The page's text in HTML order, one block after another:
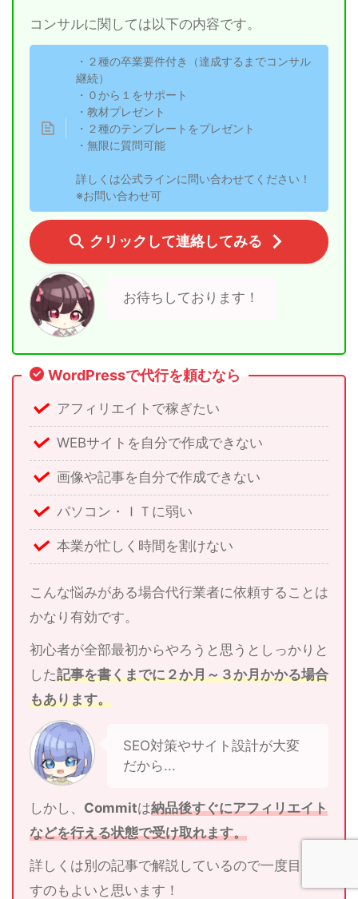
コンサルに関しては以下の内容です。
・２種の卒業要件付き（達成するまでコンサル
継続）
・０から１をサポート
・教材プレゼント
・２種のテンプレートをプレゼント
・無限に質問可能
詳しくは公式ラインに問い合わせてください！
※お問い合わせ可
クリックして連絡してみる
お待ちしております！
WordPressで代行を頼むなら
アフィリエイトで稼ぎたい
WEBサイトを自分で作成できない
画像や記事を自分で作成できない
パソコン・ＩＴに弱い
本業が忙しく時間を割けない
こんな悩みがある場合代行業者に依頼することは
かなり有効です。
初心者が全部最初からやろうと思うとしっかりと
した記事を書くまでに２か月～３か月かかる場合
もあります。
SEO対策やサイト設計が大変
だから...
しかし、 Commitは納品後すぐにアフィリエイト
などを行える状態で受け取れます。
詳しくは別の記事で解説しているので一度目を通
すのもよいと思います！